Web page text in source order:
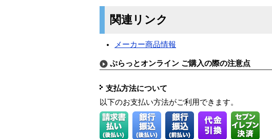
関連リンク
メーカー商品情報
ぷらっとオンライン ご購入の際の注意点
支払方法について
以下のお支払い方法がご利用できます。